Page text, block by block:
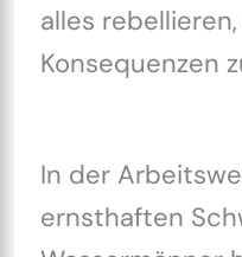
alles
Konsequenzen
In der
ernsthaften